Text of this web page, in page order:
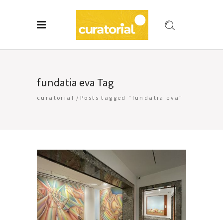
fundatia eva Tag
curatorial / Posts tagged "fundatia eva"